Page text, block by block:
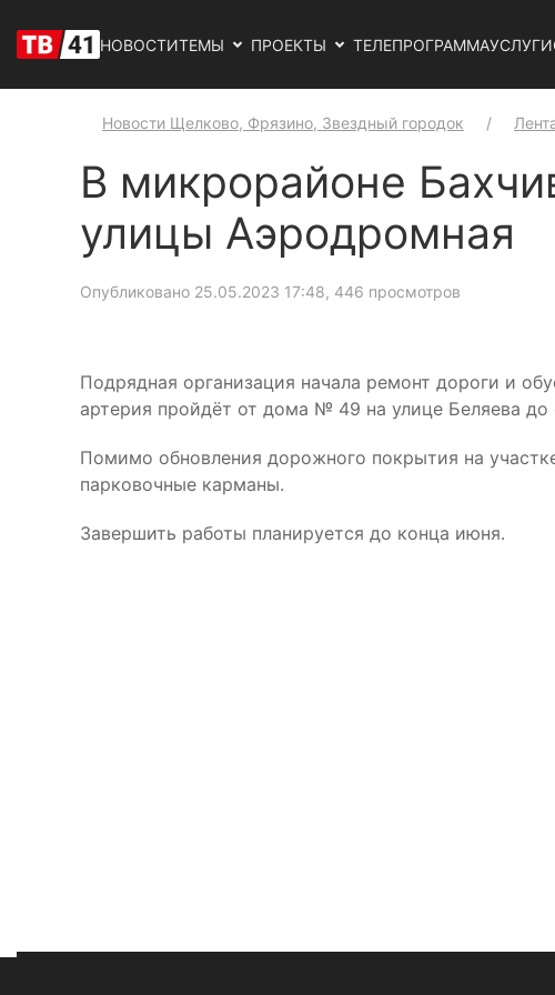
НОВОСТИТЕМЫ ПРОЕКТЫ ТЕЛЕПРОГРАММАУСЛУГИ
Новости Щелково, Фрязино, Звездный городок
В микрорайоне
улицы Аэродромная
Опубликовано 25.05.2023 17:48, 446 просмотров
Подрядная организация начала ремонт дороги и
артерия пройдёт от дома № 49 на улице Беляева до
Помимо обновления дорожного покрытия на
парковочные карманы.
Завершить работы планируется до конца июня.